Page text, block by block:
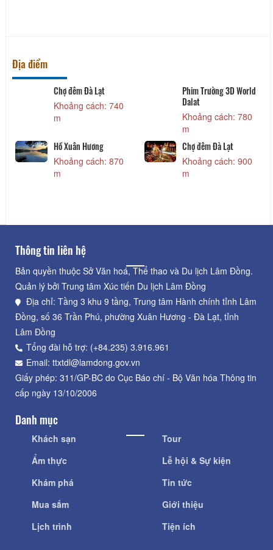
Địa điểm
Chợ đêm Đà Lạt
Khoảng cách: 740
m
Phim Trường 3D World
Dalat
Khoảng cách: 780
m
Hồ Xuân Hương
Khoảng cách: 870
m
Chợ đêm Đà Lạt
Khoảng cách: 900
m
Thông tin liên hệ
Bản quyền thuộc Sở Văn hoá, Thể thao và Du lịch Lâm Đồng.
Quản lý bởi Trung tâm Xúc tiến Du lịch Lâm Đồng
Địa chỉ: Tầng 3 khu 9 tầng, Trung tâm Hành chính tỉnh Lâm
Đồng, số 36 Trần Phú, phường Xuân Hương - Đà Lạt, tỉnh
Lâm Đồng
Tổng đài hỗ trợ: (+84.235) 3.916.961
Email: ttxtdl@lamdong.gov.vn
Giấy phép: 311/GP-BC do Cục Báo chí - Bộ Văn hóa Thông tin
cấp ngày 13/10/2006
Danh mục
Khách sạn
Ẩm thực
Khám phá
Mua sắm
Lịch trình
Tour
Lễ hội & Sự kiện
Tin tức
Giới thiệu
Tiện ích